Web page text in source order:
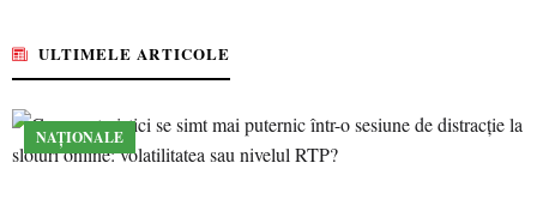
ULTIMELE ARTICOLE
NAȚIONALE